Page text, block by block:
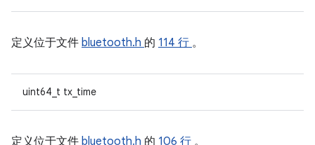
定义位于文件 bluetooth.h 的 114 行 。
uint64_t tx_time
定义位于文件 bluetooth.h 的 106 行 。